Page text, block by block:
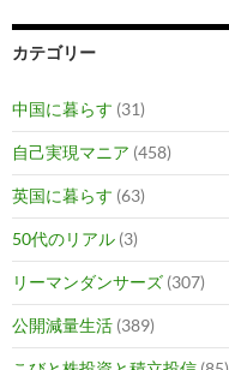
カテゴリー
中国に暮らす (31)
自己実現マニア (458)
英国に暮らす (63)
50代のリアル (3)
リーマンダンサーズ (307)
公開減量生活 (389)